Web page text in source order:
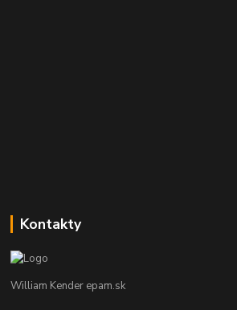
Kontakty
William Kender epam.sk